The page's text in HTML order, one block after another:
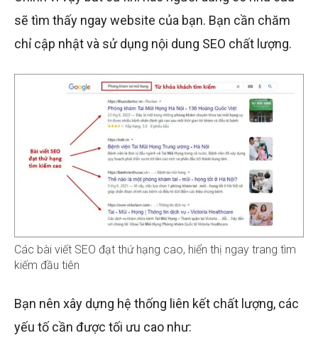
sẽ tìm thấy ngay website của bạn. Bạn cần chăm
chỉ cập nhật và sử dụng nội dung SEO chất lượng.
Các bài viết SEO đạt thứ hạng cao, hiển thị ngay trang tìm
kiếm đầu tiên
Bạn nên xây dựng hệ thống liên kết chất lượng, các
yếu tố cần được tối ưu cao như: